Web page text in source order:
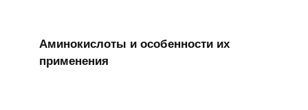
Аминокислоты и особенности их
применения